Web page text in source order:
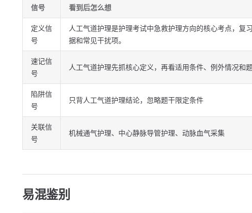
信号 看到后怎么想
定义信
号
人工气道护理是护理考试中急救护理方向的核心考点，复
据和常见干扰项。
速记信
号
人工气道护理先抓核心定义，再看适用条件、例外情况和题
陷阱信
号
只背人工气道护理结论，忽略题干限定条件
关联信
号
机械通气护理、中心静脉导管护理、动脉血气采集
易混鉴别